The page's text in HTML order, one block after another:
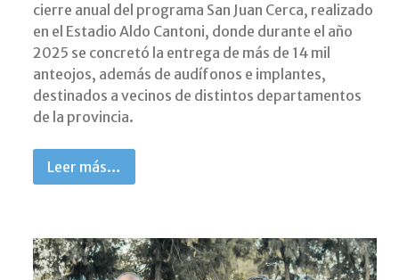
cierre anual del programa San Juan Cerca, realizado
en el Estadio Aldo Cantoni, donde durante el año
2025 se concretó la entrega de más de 14 mil
anteojos, además de audífonos e implantes,
destinados a vecinos de distintos departamentos
de la provincia.
Leer más…